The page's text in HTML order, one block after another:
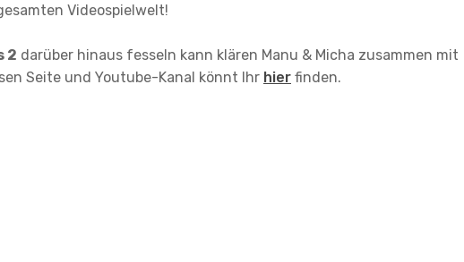
Videospielwelt!
2 darüber hinaus fesseln kann klären Manu & Micha zusammen mit
Seite und Youtube-Kanal könnt Ihr hier finden.